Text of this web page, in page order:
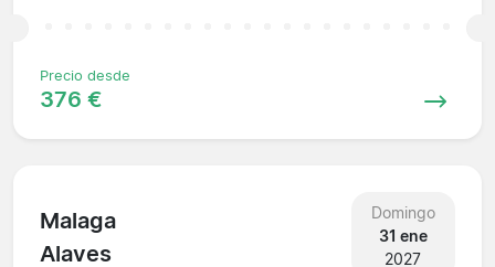
Precio desde
376 €
Malaga
Alaves
Domingo
31 ene
2027